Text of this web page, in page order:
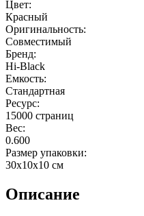
Цвет:
Красный
Оригинальность:
Совместимый
Бренд:
Hi-Black
Емкость:
Стандартная
Ресурс:
15000 страниц
Вес:
0.600
Размер упаковки:
30x10x10 см
Описание